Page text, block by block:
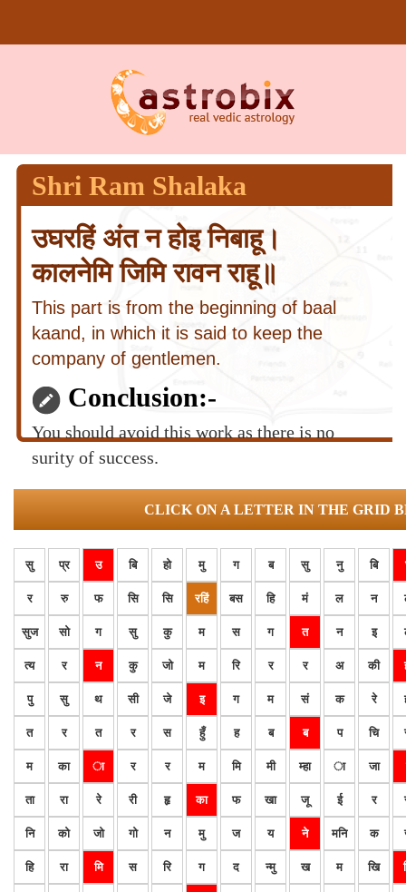
Shri Ram Shalaka
उघरहिं अंत न होइ निबाहू।
कालनेमि जिमि रावन राहू॥
This part is from the beginning of baal
kaand, in which it is said to keep the
company of gentlemen.
Conclusion:-
You should avoid this work as there is no
surity of success.
CLICK ON A LETTER IN THE GRID
सु प्र उ बि हो मु ग ब सु नु बि
र रु फ सि सि रहिं बस हि मं ल न
सुज सो ग सु कु म स ग त न इ
त्य र न कु जो म रि र र अ की
पु सु थ सी जे इ ग म सं क रे
त र त र स हुँ ह ब ब प चि
म का ा र र म मि मी म्हा ा जा
ता रा रे री हृ का फ खा जू ई र
नि को जो गो न मु ज य ने मनि क
हि रा मि स रि ग द न्मु ख म खि